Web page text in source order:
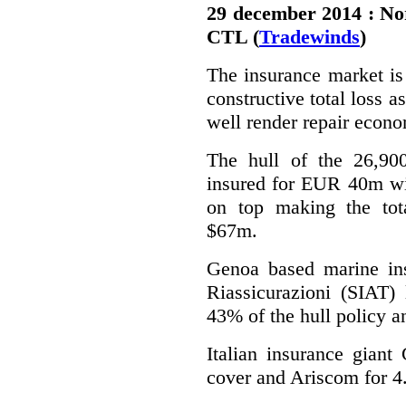
29 december 2014 :
CTL (Tradewinds)
The insurance market
constructive total loss
well render repair
The hull of the
insured for EUR 40m
on top making the
$67m.
Genoa based marine
Riassicurazioni
43% of the hull policy
Italian insurance
cover and Ariscom for